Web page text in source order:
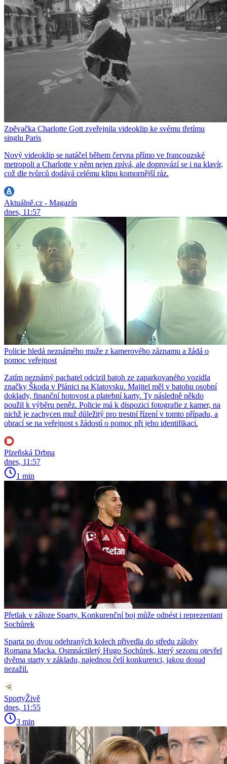
Zpěvačka Charlotte Gott zveřejnila videoklip ke svému třetímu
singlu Paris
Nový videoklip se natáčel během června přímo ve francouzské
metropoli a Charlotte v něm nejen zpívá, ale doprovází se i na klavír,
což dle tvůrců dodává celému klipu komornější ráz.
Aktuálně.cz - Magazín
dnes, 11:57
Policie hledá neznámého muže z kamerového záznamu a žádá o
pomoc veřejnost
Zatím neznámý pachatel odcizil batoh ze zaparkovaného vozidla
značky Škoda v Plánici na Klatovsku. Majitel měl v batohu osobní
doklady, finanční hotovost a platební karty. Ty následně někdo
použil k výběru peněz. Policie má k dispozici fotografie z kamer, na
nichž je zachycen muž důležitý pro trestní řízení v tomto případu, a
obrací se na veřejnost s žádostí o pomoc při jeho identifikaci.
Plzeňská Drbna
dnes, 11:57
1 min
Přetlak v záloze Sparty. Konkurenční boj může odnést i reprezentant
Sochůrek
Sparta po dvou odehraných kolech přivedla do středu zálohy
Romana Macka. Osmnáctiletý Hugo Sochůrek, který sezonu otevřel
dvěma starty v základu, najednou čelí konkurenci, jakou dosud
nezažil.
SportyŽivě
dnes, 11:55
3 min